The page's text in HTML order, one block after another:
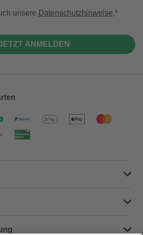
unsere Datenschutzhinweise.
ANMELDEN